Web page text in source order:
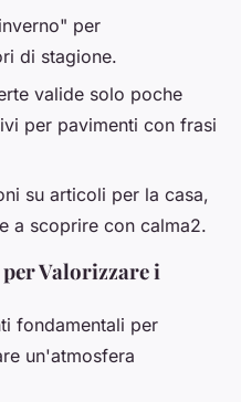
per
di stagione.
valide solo poche
per pavimenti con frasi
su articoli per la casa,
a scoprire con calma2.
Valorizzare i
fondamentali per
un'atmosfera